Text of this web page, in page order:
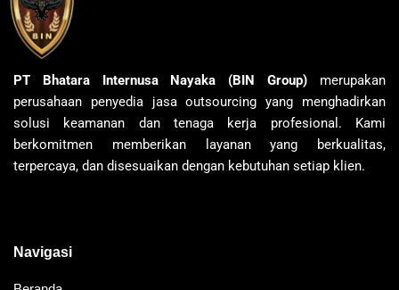
PT Bhatara Internusa Nayaka (BIN Group) merupakan
perusahaan penyedia jasa outsourcing yang menghadirkan
solusi keamanan dan tenaga kerja profesional. Kami
berkomitmen memberikan layanan yang berkualitas,
terpercaya, dan disesuaikan dengan kebutuhan setiap klien.
Navigasi